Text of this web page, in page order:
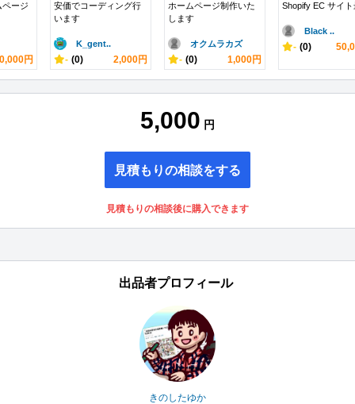
ページ
円
安価でコーディング行
います
K_gent..
- (0) 2,000円
ホームページ制作いた
します
オクムラカズ
- (0) 1,000円
Shopify EC サイト
Black ..
- (0)
5,000 円
見積もりの相談をする
見積もりの相談後に購入できます
出品者プロフィール
きのしたゆか